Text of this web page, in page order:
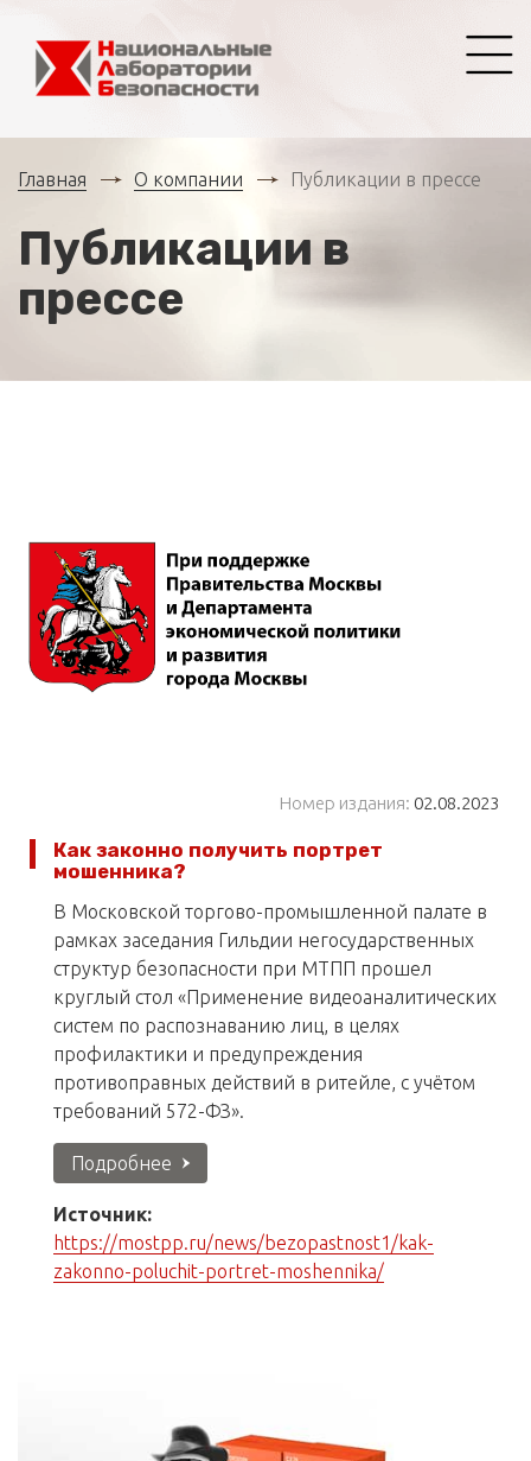
Главная О компании Публикации в прессе
Публикации в
прессе
Номер издания: 02.08.2023
Как законно получить портрет
мошенника?
В Московской торгово-промышленной палате в
рамках заседания Гильдии негосударственных
структур безопасности при МТПП прошел
круглый стол «Применение видеоаналитических
систем по распознаванию лиц, в целях
профилактики и предупреждения
противоправных действий в ритейле, с учётом
требований 572-ФЗ».
Подробнее
Источник:
https://mostpp.ru/news/bezopastnost1/kak-
zakonno-poluchit-portret-moshennika/